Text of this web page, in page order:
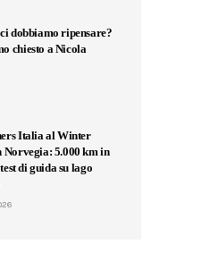
dobbiamo ripensare?
chiesto a Nicola
Italia al Winter
Norvegia: 5.000 km in
di guida su lago